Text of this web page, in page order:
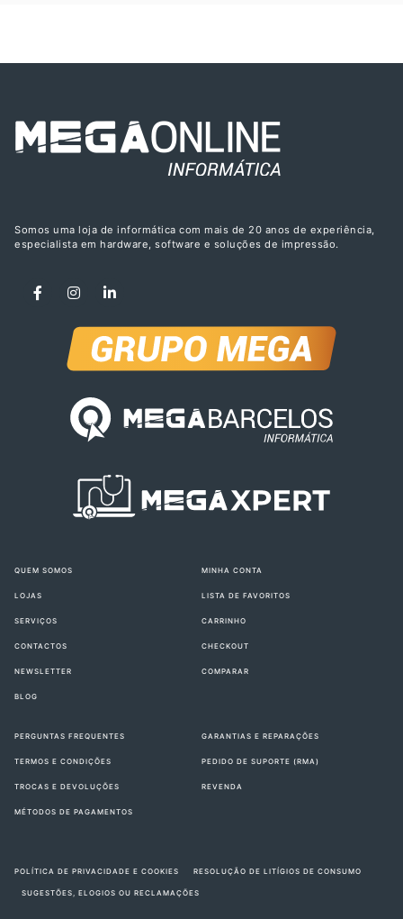
Somos uma loja de informática com mais de 20 anos de experiência,
especialista em hardware, software e soluções de impressão.
QUEM SOMOS
LOJAS
SERVIÇOS
CONTACTOS
NEWSLETTER
BLOG
MINHA CONTA
LISTA DE FAVORITOS
CARRINHO
CHECKOUT
COMPARAR
PERGUNTAS FREQUENTES
TERMOS E CONDIÇÕES
TROCAS E DEVOLUÇÕES
MÉTODOS DE PAGAMENTOS
GARANTIAS E REPARAÇÕES
PEDIDO DE SUPORTE (RMA)
REVENDA
POLÍTICA DE PRIVACIDADE E COOKIES RESOLUÇÃO DE LITÍGIOS DE CONSUMO
SUGESTÕES, ELOGIOS OU RECLAMAÇÕES